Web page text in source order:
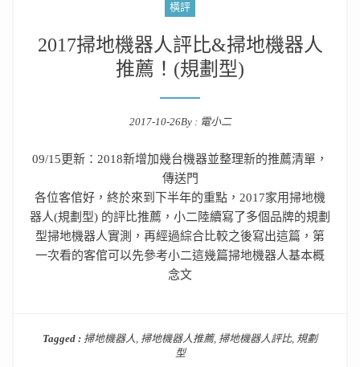
橫評
2017掃地機器人評比&掃地機器人
推薦！(規劃型)
2017-10-26By : 電小二
09/15更新：2018新增加幾台機器並整理新的推薦清單，
傳送門
各位客倌好，終於來到下半年的重點，2017家用掃地機
器人(規劃型) 的評比推薦，小二陸續寫了多個品牌的規劃
型掃地機器人實測，再經過綜合比較之後寫出這篇，第
一次看的客倌可以先參考小二這幾篇掃地機器人基本概
念文
Tagged : 掃地機器人, 掃地機器人推薦, 掃地機器人評比, 規劃
型